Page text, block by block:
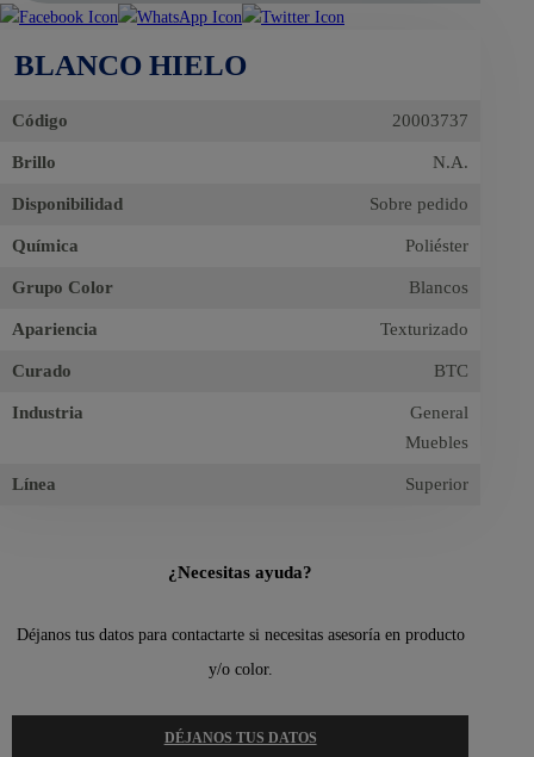
BLANCO HIELO
Código 20003737
Brillo N.A.
Disponibilidad Sobre pedido
Química Poliéster
Grupo Color Blancos
Apariencia Texturizado
Curado BTC
Industria
General
Muebles
Línea Superior
¿Necesitas ayuda?
Déjanos tus datos para contactarte si necesitas asesoría en producto
y/o color.
DÉJANOS TUS DATOS